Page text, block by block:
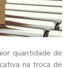
quantidade de
na troca de